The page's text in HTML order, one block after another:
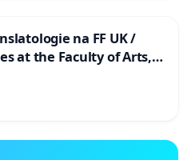
na FF UK /
at the Faculty of Arts,